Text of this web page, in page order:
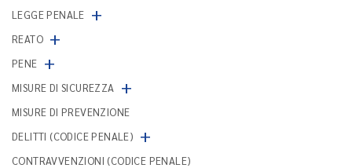
LEGGE PENALE +
REATO +
PENE +
MISURE DI SICUREZZA +
MISURE DI PREVENZIONE
DELITTI (CODICE PENALE) +
CONTRAVVENZIONI (CODICE PENALE)